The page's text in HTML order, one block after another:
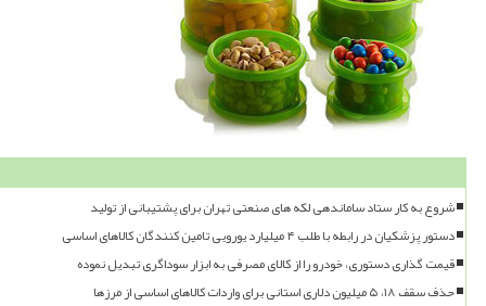
شروع به کار ستاد ساماندهی لکه های صنعتی تهران برای پشتیبانی از تولید
دستور پزشکیان در رابطه با طلب ۴ میلیارد یورویی تامین کنندگان کالاهای اساسی
قیمت گذاری دستوری، خودرو را از کالای مصرفی به ابزار سوداگری تبدیل نموده
حذف سقف ۱۸، ۵ میلیون دلاری استانی برای واردات کالاهای اساسی از مرزها